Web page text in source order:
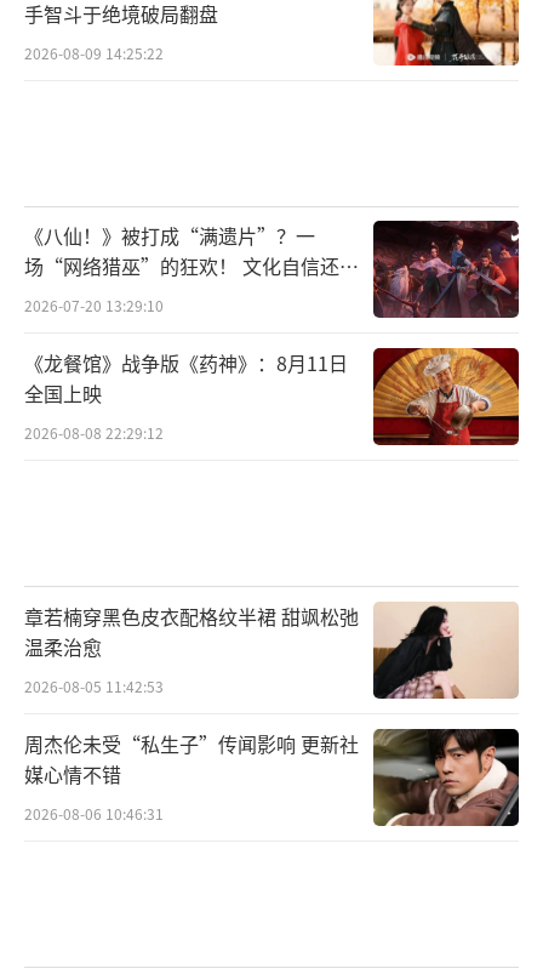
手智斗于绝境破局翻盘
2026-08-09 14:25:22
《八仙！》被打成“满遗片”？一
场“网络猎巫”的狂欢！ 文化自信还是
焦虑？
2026-07-20 13:29:10
《龙餐馆》战争版《药神》：8月11日
全国上映
2026-08-08 22:29:12
章若楠穿黑色皮衣配格纹半裙 甜飒松弛
温柔治愈
2026-08-05 11:42:53
周杰伦未受“私生子”传闻影响 更新社
媒心情不错
2026-08-06 10:46:31